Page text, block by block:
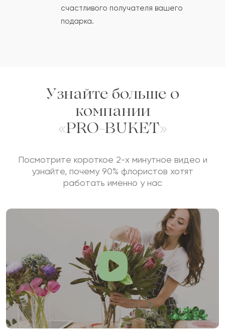
счастливого получателя вашего
подарка.
Узнайте больше о
компании
«PRO-BUKET»
Посмотрите короткое 2-х минутное видео и
узнайте, почему 90% флористов хотят
работать именно у нас